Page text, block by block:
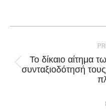
X
Το δίκαιο αίτημα
συνταξιοδότησή